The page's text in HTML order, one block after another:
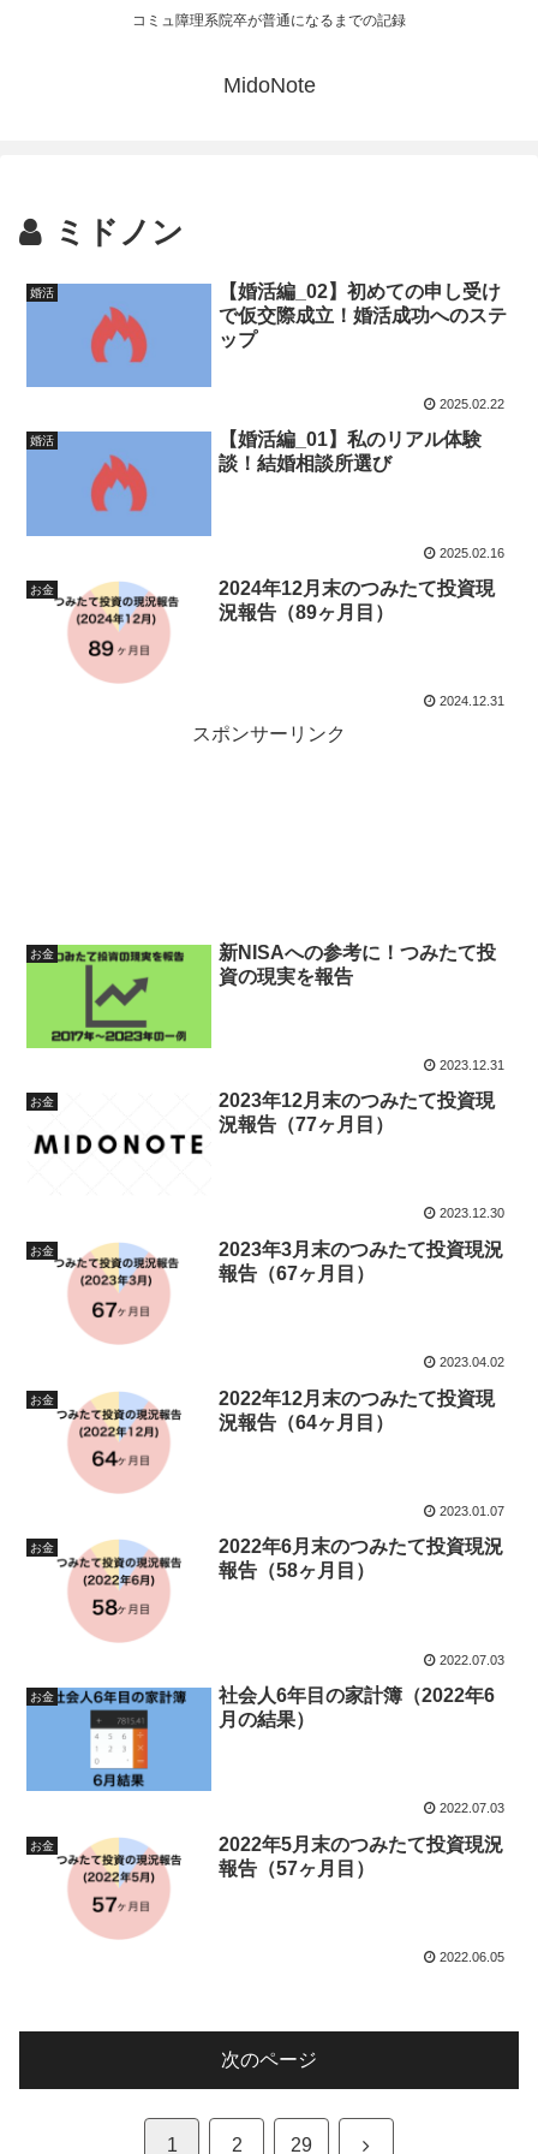
コミュ障理系院卒が普通になるまでの記録
MidoNote
ミドノン
婚活
【婚活編_02】初めての申し受け
で仮交際成立！婚活成功へのステ
ップ
2025.02.22
婚活
【婚活編_01】私のリアル体験
談！結婚相談所選び
2025.02.16
お金
2024年12月末のつみたて投資現
況報告（89ヶ月目）
2024.12.31
スポンサーリンク
お金
新NISAへの参考に！つみたて投
資の現実を報告
2023.12.31
お金
2023年12月末のつみたて投資現
況報告（77ヶ月目）
2023.12.30
お金
2023年3月末のつみたて投資現況
報告（67ヶ月目）
2023.04.02
お金
2022年12月末のつみたて投資現
況報告（64ヶ月目）
2023.01.07
お金
2022年6月末のつみたて投資現況
報告（58ヶ月目）
2022.07.03
お金
社会人6年目の家計簿（2022年6
月の結果）
2022.07.03
お金
2022年5月末のつみたて投資現況
報告（57ヶ月目）
2022.06.05
次のページ
1 2 29 次